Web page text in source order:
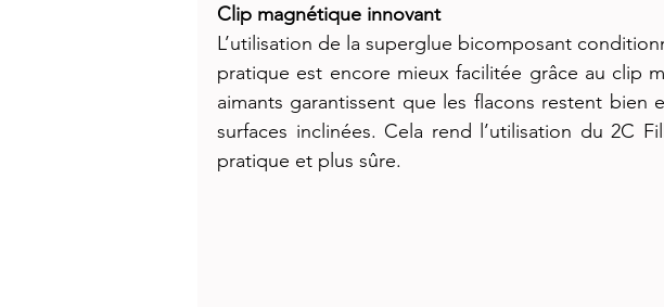
Clip magnétique innovant
L’utilisation de la superglue bicomposant
pratique est encore mieux facilitée grâce au clip
aimants garantissent que les flacons restent bien
surfaces inclinées. Cela rend l’utilisation du 2C
pratique et plus sûre.